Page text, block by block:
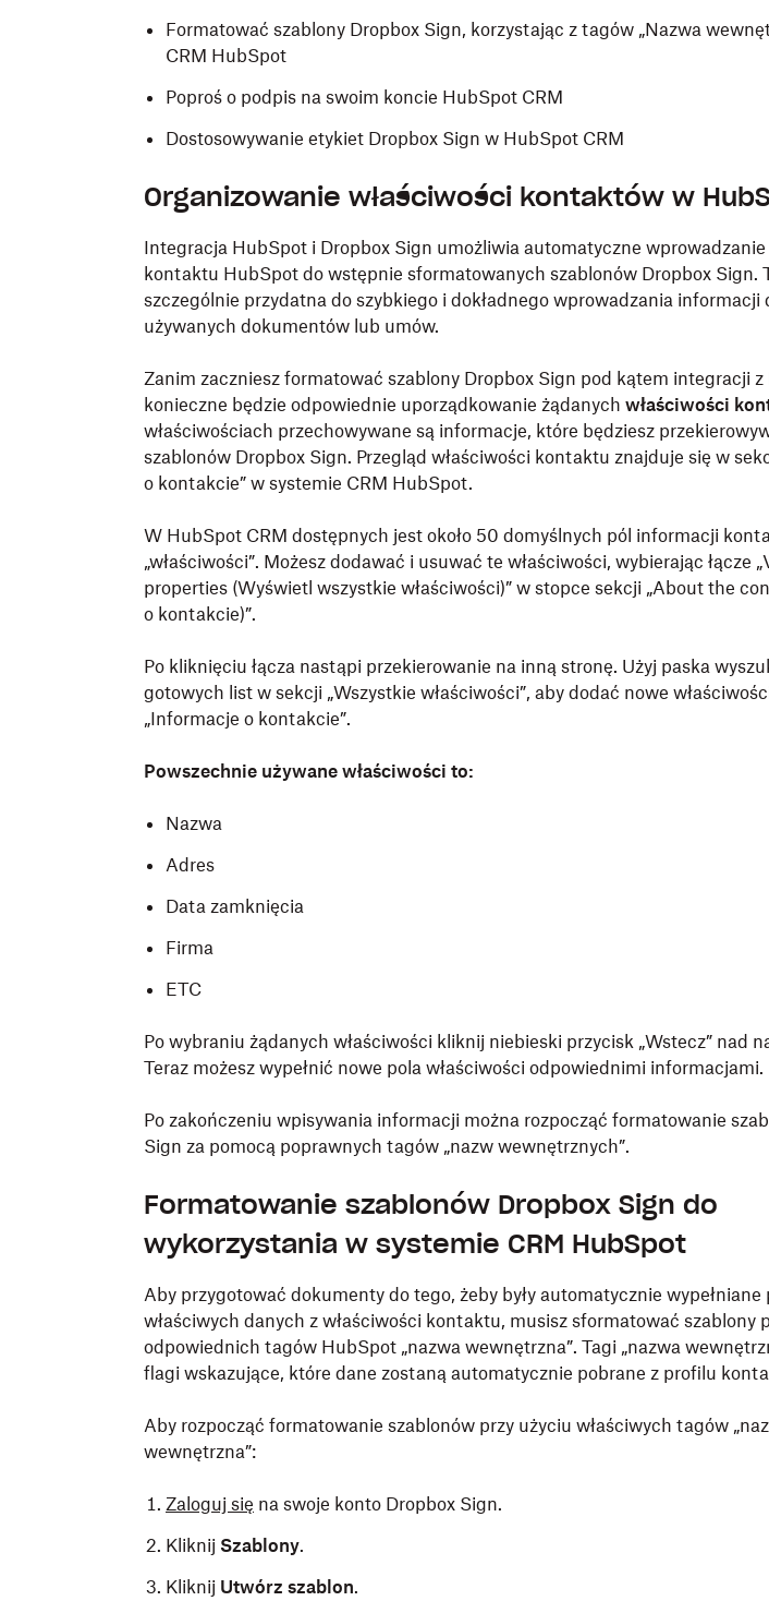
Formatować szablony Dropbox Sign, korzystając z tagów „Nazwa
CRM HubSpot
Poproś o podpis na swoim koncie HubSpot CRM
Dostosowywanie etykiet Dropbox Sign w HubSpot CRM
Organizowanie właściwości kontaktów w
Integracja HubSpot i Dropbox Sign umożliwia automatyczne
kontaktu HubSpot do wstępnie sformatowanych szablonów Dropbox Sign.
szczególnie przydatna do szybkiego i dokładnego wprowadzania informacji
używanych dokumentów lub umów.
Zanim zaczniesz formatować szablony Dropbox Sign pod kątem integracji
konieczne będzie odpowiednie uporządkowanie żądanych właściwości
właściwościach przechowywane są informacje, które będziesz
szablonów Dropbox Sign. Przegląd właściwości kontaktu znajduje się w
o kontakcie” w systemie CRM HubSpot.
W HubSpot CRM dostępnych jest około 50 domyślnych pól informacji
„właściwości”. Możesz dodawać i usuwać te właściwości, wybierając łącze
properties (Wyświetl wszystkie właściwości)” w stopce sekcji „About the
o kontakcie)”.
Po kliknięciu łącza nastąpi przekierowanie na inną stronę. Użyj paska
gotowych list w sekcji „Wszystkie właściwości”, aby dodać nowe
„Informacje o kontakcie”.
Powszechnie używane właściwości to:
Nazwa
Adres
Data zamknięcia
Firma
ETC
Po wybraniu żądanych właściwości kliknij niebieski przycisk „Wstecz” nad
Teraz możesz wypełnić nowe pola właściwości odpowiednimi informacjami.
Po zakończeniu wpisywania informacji można rozpocząć formatowanie
Sign za pomocą poprawnych tagów „nazw wewnętrznych”.
Formatowanie szablonów Dropbox Sign do
wykorzystania w systemie CRM HubSpot
Aby przygotować dokumenty do tego, żeby były automatycznie wypełniane
właściwych danych z właściwości kontaktu, musisz sformatować szablony
odpowiednich tagów HubSpot „nazwa wewnętrzna”. Tagi „nazwa
flagi wskazujące, które dane zostaną automatycznie pobrane z profilu
Aby rozpocząć formatowanie szablonów przy użyciu właściwych tagów
wewnętrzna”:
Zaloguj się na swoje konto Dropbox Sign.
Kliknij Szablony.
Kliknij Utwórz szablon.